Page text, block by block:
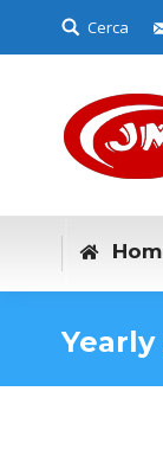
Search:
Cerca